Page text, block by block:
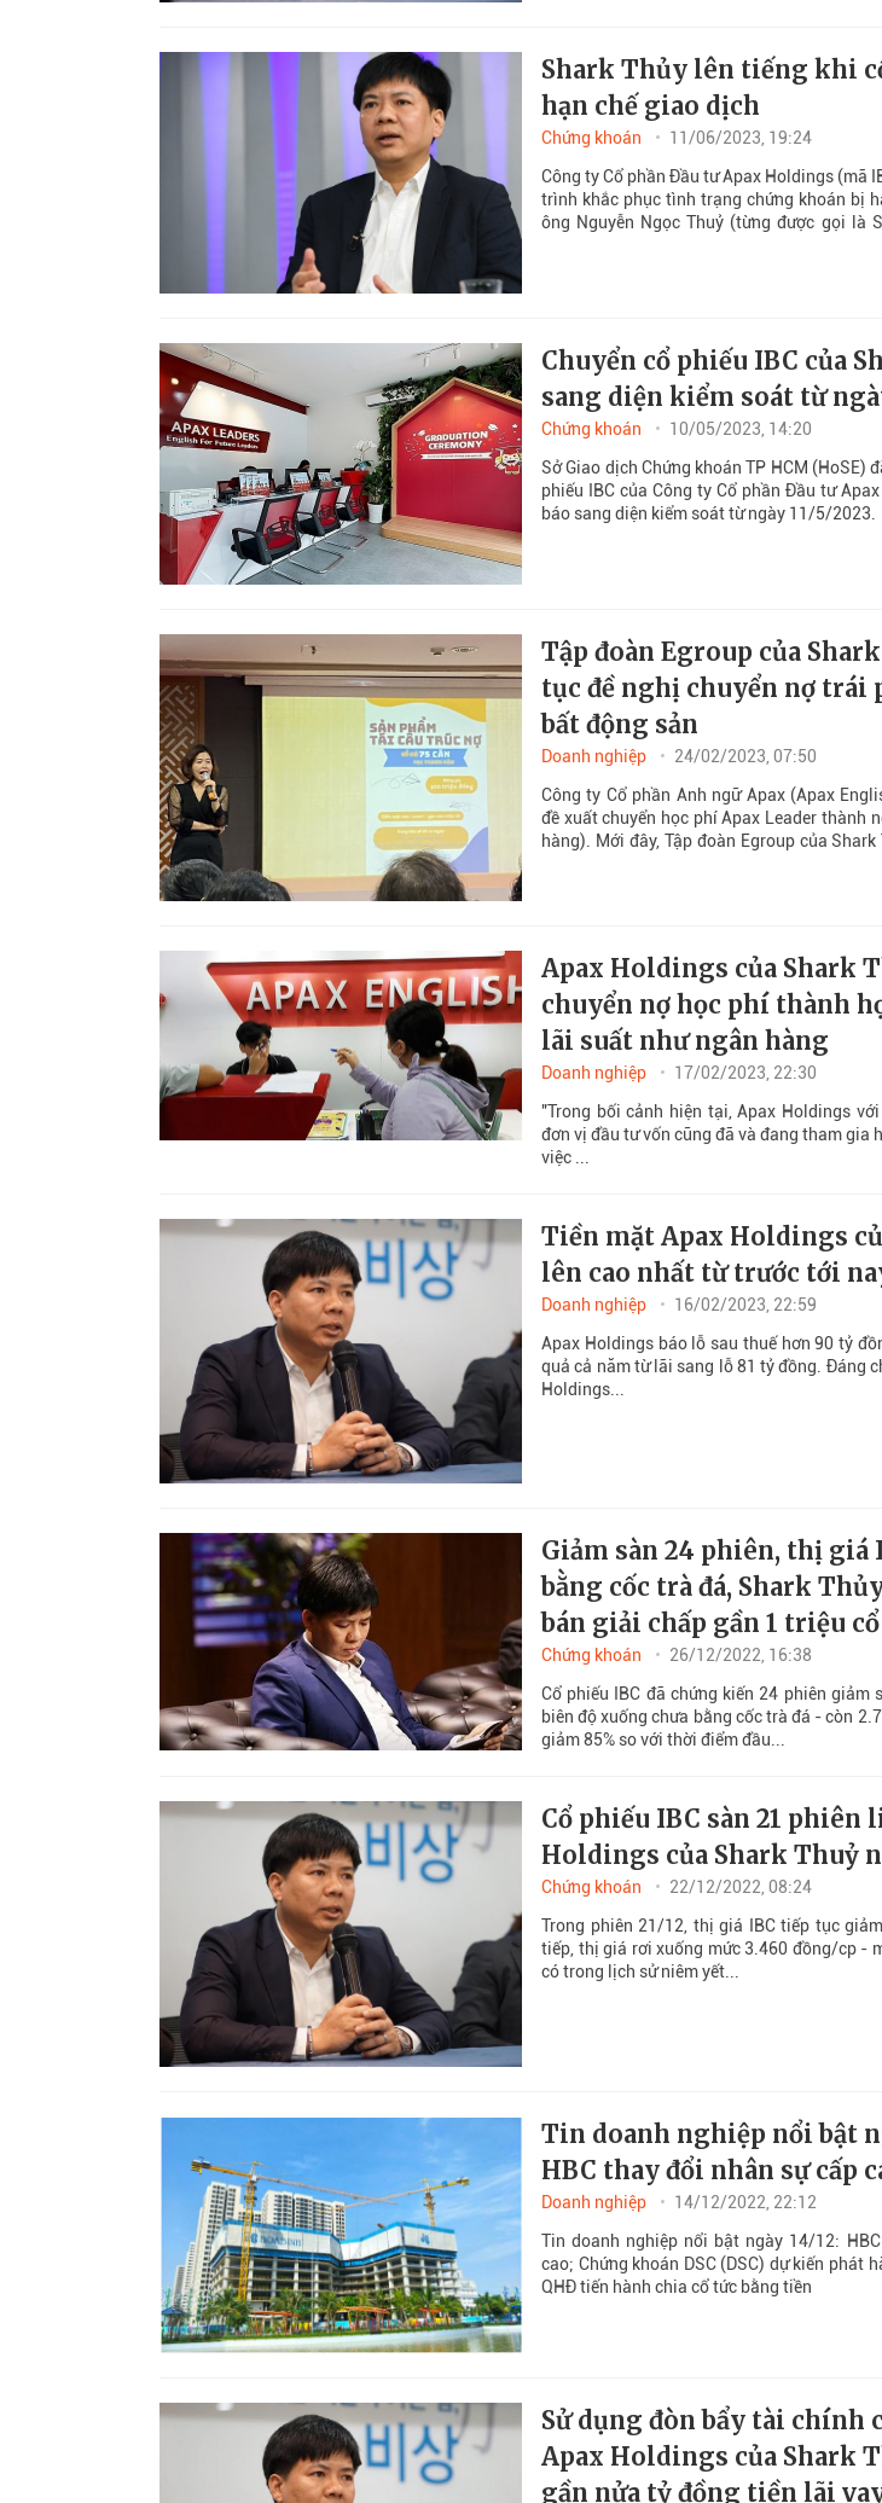
Shark Thủy lên tiếng khi
hạn chế giao dịch
Chứng khoán
11/06/2023, 19:24
Công ty Cổ phần Đầu tư Apax Holdings (mã
trình khắc phục tình trạng chứng khoán bị
ông Nguyễn Ngọc Thuỷ (từng được gọi là
Chuyển cổ phiếu IBC của
sang diện kiểm soát từ
Chứng khoán
10/05/2023, 14:20
Sở Giao dịch Chứng khoán TP HCM (HoSE)
phiếu IBC của Công ty Cổ phần Đầu tư
báo sang diện kiểm soát từ ngày 11/5/2023.
Tập đoàn Egroup của
tục đề nghị chuyển nợ trái
bất động sản
Doanh nghiệp
24/02/2023, 07:50
Công ty Cổ phần Anh ngữ Apax (Apax
đề xuất chuyển học phí Apax Leader thành
hàng). Mới đây, Tập đoàn Egroup của Shark
Apax Holdings của Shark
chuyển nợ học phí thành
lãi suất như ngân hàng
Doanh nghiệp
17/02/2023, 22:30
"Trong bối cảnh hiện tại, Apax Holdings
đơn vị đầu tư vốn cũng đã và đang tham gia
việc ...
Tiền mặt Apax Holdings
lên cao nhất từ trước tới
Doanh nghiệp
16/02/2023, 22:59
Apax Holdings báo lỗ sau thuế hơn 90 tỷ
quả cả năm từ lãi sang lỗ 81 tỷ đồng. Đáng
Holdings...
Giảm sàn 24 phiên, thị giá
bằng cốc trà đá, Shark
bán giải chấp gần 1 triệu
Chứng khoán
26/12/2022, 16:38
Cổ phiếu IBC đã chứng kiến 24 phiên giảm
biên độ xuống chưa bằng cốc trà đá - còn
giảm 85% so với thời điểm đầu...
Cổ phiếu IBC sàn 21 phiên
Holdings của Shark Thuỷ
Chứng khoán
22/12/2022, 08:24
Trong phiên 21/12, thị giá IBC tiếp tục
tiếp, thị giá rơi xuống mức 3.460 đồng/cp -
có trong lịch sử niêm yết...
Tin doanh nghiệp nổi bật
HBC thay đổi nhân sự cấp
Doanh nghiệp
14/12/2022, 22:12
Tin doanh nghiệp nổi bật ngày 14/12:
cao; Chứng khoán DSC (DSC) dự kiến phát
QHĐ tiến hành chia cổ tức bằng tiền
Sử dụng đòn bẩy tài chính
Apax Holdings của Shark
gần nửa tỷ đồng tiền lãi